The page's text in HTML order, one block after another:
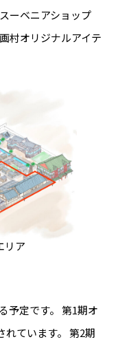
ーベニアショップ
村オリジナルアイテ
リア
予定です。 第1期オ
れています。 第2期